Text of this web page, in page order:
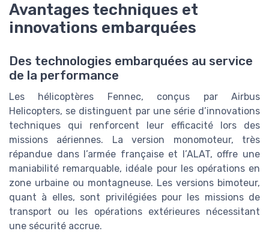
Avantages techniques et
innovations embarquées
Des technologies embarquées au service
de la performance
Les hélicoptères Fennec, conçus par Airbus
Helicopters, se distinguent par une série d’innovations
techniques qui renforcent leur efficacité lors des
missions aériennes. La version monomoteur, très
répandue dans l’armée française et l’ALAT, offre une
maniabilité remarquable, idéale pour les opérations en
zone urbaine ou montagneuse. Les versions bimoteur,
quant à elles, sont privilégiées pour les missions de
transport ou les opérations extérieures nécessitant
une sécurité accrue.